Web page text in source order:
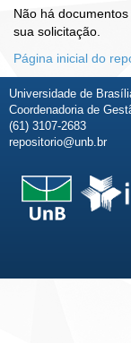
Não há
sua solicitação.
Página inicial do
Universidade de
Coordenadoria de
(61) 3107-2683
repositorio@unb.br